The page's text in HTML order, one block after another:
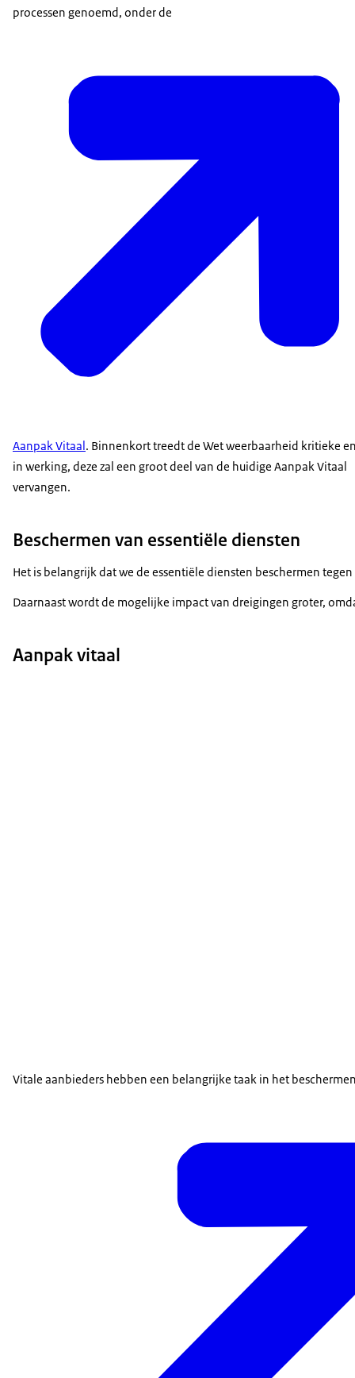
processen genoemd, onder de
Aanpak Vitaal. Binnenkort treedt de Wet weerbaarheid kritieke
in werking, deze zal een groot deel van de huidige Aanpak Vitaal
vervangen.
Beschermen van essentiële diensten
Het is belangrijk dat we de essentiële diensten beschermen
Daarnaast wordt de mogelijke impact van dreigingen groter,
Aanpak vitaal
Vitale aanbieders hebben een belangrijke taak in het